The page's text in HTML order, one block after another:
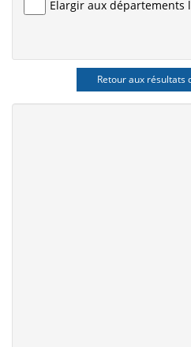
Elargir aux départements
Retour aux résultats